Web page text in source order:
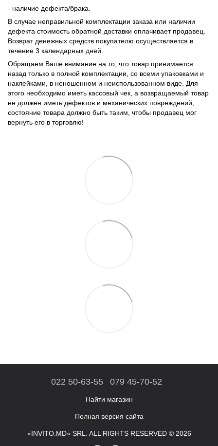
- наличие дефекта/брака.
В случае неправильной комплектации заказа или наличии
дефекта стоимость обратной доставки оплачивает продавец.
Возврат денежных средств покупателю осуществляется в
течение 3 календарных дней.
Обращаем Ваше внимание на то, что товар принимается
назад только в полной комплектации, со всеми упаковками и
наклейками, в неношенном и неиспользованном виде. Для
этого необходимо иметь кассовый чек, а возвращаемый товар
не должен иметь дефектов и механических повреждений,
состояние товара должно быть таким, чтобы продавец мог
вернуть его в торговлю!
022 50-63-55 079 45-70-52
Найти магазин
Полная версия сайта
«INVITO.MD» SRL. ALL RIGHTS RESERVED © 2026